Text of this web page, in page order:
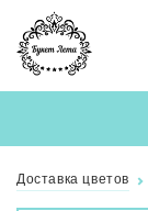
Доставка цветов